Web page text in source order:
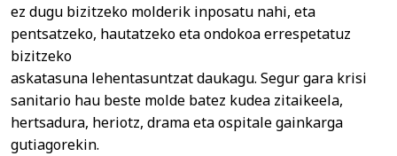
ez dugu bizitzeko molderik inposatu nahi, eta
pentsatzeko, hautatzeko eta ondokoa errespetatuz
bizitzeko
askatasuna lehentasuntzat daukagu. Segur gara krisi
sanitario hau beste molde batez kudea zitaikeela,
hertsadura, heriotz, drama eta ospitale gainkarga
gutiagorekin.